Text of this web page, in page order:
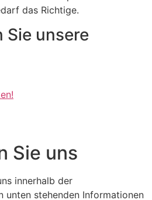
das Richtige.
Sie unsere
Sie uns
innerhalb der
unten stehenden Informationen